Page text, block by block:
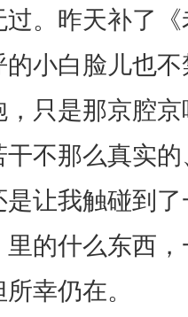
过。昨天补了
的小白脸儿也
，只是那京腔
干不那么真实
是让我触碰到
里的什么东西
幸仍在。